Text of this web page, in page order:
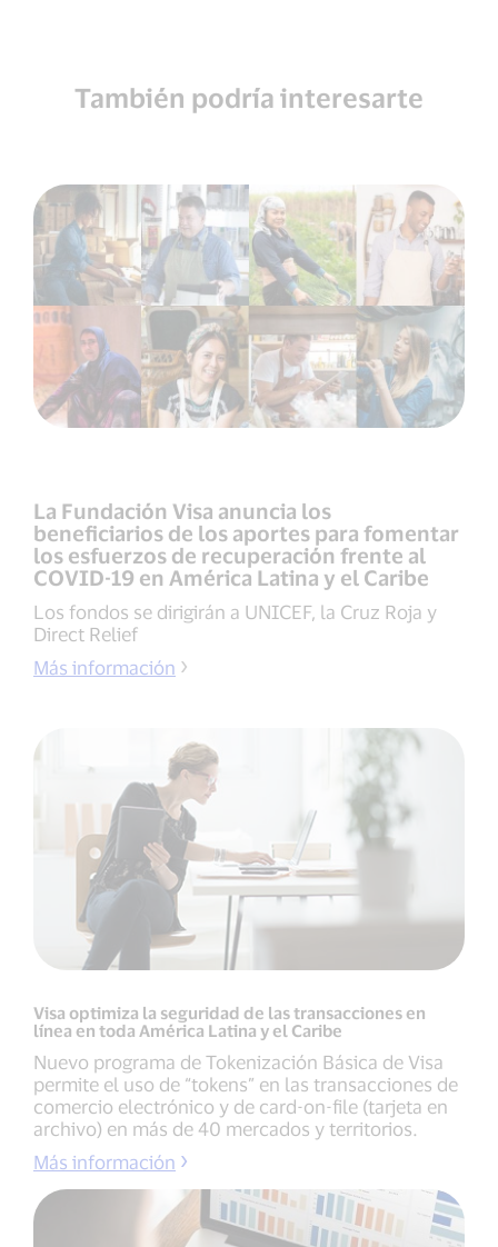
También podría interesarte
La Fundación Visa anuncia los
beneficiarios de los aportes para fomentar
los esfuerzos de recuperación frente al
COVID-19 en América Latina y el Caribe
Los fondos se dirigirán a UNICEF, la Cruz Roja y
Direct Relief
Más información
Visa optimiza la seguridad de las transacciones en
línea en toda América Latina y el Caribe
Nuevo programa de Tokenización Básica de Visa
permite el uso de “tokens” en las transacciones de
comercio electrónico y de card-on-file (tarjeta en
archivo) en más de 40 mercados y territorios.
Más información